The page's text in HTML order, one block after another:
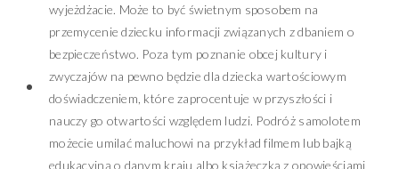
wyjeżdżacie. Może to być świetnym sposobem na
przemycenie dziecku informacji związanych z dbaniem o
bezpieczeństwo. Poza tym poznanie obcej kultury i
zwyczajów na pewno będzie dla dziecka wartościowym
doświadczeniem, które zaprocentuje w przyszłości i
nauczy go otwartości względem ludzi. Podróż samolotem
możecie umilać maluchowi na przykład filmem lub bajką
edukacyjną o danym kraju albo książeczką z opowieściami